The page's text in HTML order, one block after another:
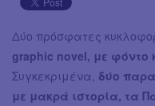
Δύο πρόσφατες
graphic novel, με φόντο
Συγκεκριμένα, δύο
με μακρά ιστορία, τα